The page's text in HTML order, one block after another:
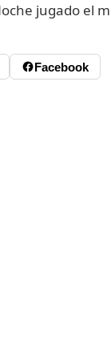
jugado el
Facebook